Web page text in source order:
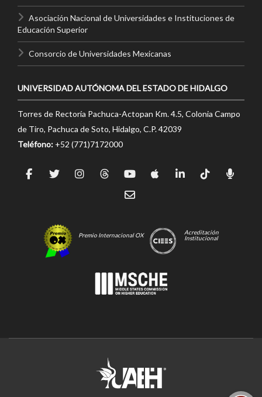
Asociación Nacional de Universidades e Instituciones de
Educación Superior
Consorcio de Universidades Mexicanas
UNIVERSIDAD AUTÓNOMA DEL ESTADO DE HIDALGO
Torres de Rectoría Pachuca-Actopan Km. 4.5, Colonia Campo
de Tiro, Pachuca de Soto, Hidalgo, C.P. 42039
Teléfono: +52 (771)7172000
Premio Internacional OX
Acreditación
Institucional